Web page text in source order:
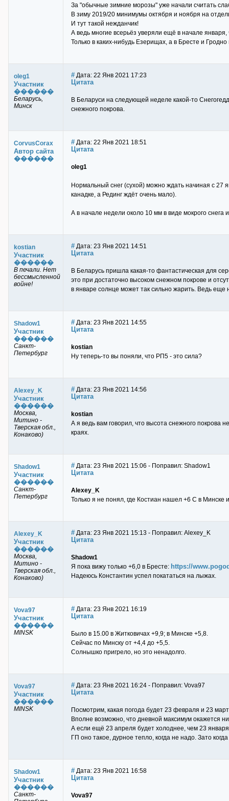
За "обычные зимние морозы" уже начали считать
В зиму 2019/20 минимумы октября и ноября на
И тут такой нежданчик!
А ведь многие всерьёз уверяли ещё в начале
Только в каких-нибудь Езерищах, а в Бресте и Гродно
oleg1
Участник
������
Беларусь,
Минск
# Дата: 22 Янв 2021 17:23
Цитата
В Беларуси на следующей неделе какой-то
снежного покрова.
CorvusCorax
Автор сайта
������
# Дата: 22 Янв 2021 18:51
Цитата
oleg1
Нормальный снег (сухой) можно ждать начиная с 27
канадке, а Рединг ждёт очень мало).
А в начале недели около 10 мм в виде мокрого снега
kostian
Участник
������
В печали. Нет
бессмысленной
войне!
# Дата: 23 Янв 2021 14:51
Цитата
В Беларусь пришла какая-то фантастическая для
это при достаточно высоком снежном покрове и
в январе солнце может так сильно жарить. Ведь еще
Shadow1
Участник
������
Санкт-
Петербург
# Дата: 23 Янв 2021 14:55
Цитата
kostian
Ну теперь-то вы поняли, что РП5 - это сила?
Alexey_K
Участник
������
Москва,
Митино -
Тверская обл.,
Конаково)
# Дата: 23 Янв 2021 14:56
Цитата
kostian
А я ведь вам говорил, что высота снежного покрова
краях.
Shadow1
Участник
������
Санкт-
Петербург
# Дата: 23 Янв 2021 15:06 - Поправил: Shadow1
Цитата
Alexey_K
Только я не понял, где Костиан нашел +6 С в
Alexey_K
Участник
������
Москва,
Митино -
Тверская обл.,
Конаково)
# Дата: 23 Янв 2021 15:13 - Поправил: Alexey_K
Цитата
Shadow1
Я пока вижу только +6,0 в Бресте: https://
Надеюсь Константин успел покататься на лыжах.
Vova97
Участник
������
MINSK
# Дата: 23 Янв 2021 16:19
Цитата
Было в 15.00 в Житковичах +9,9; в Минске +5,8.
Сейчас по Минску от +4,4 до +5,5.
Солнышко пригрело, но это ненадолго.
Vova97
Участник
������
MINSK
# Дата: 23 Янв 2021 16:24 - Поправил: Vova97
Цитата
Посмотрим, какая погода будет 23 февраля и 23
Вполне возможно, что дневной максимум окажется
А если ещё 23 апреля будет холоднее, чем 23
ГП оно такое, дурное тепло, когда не надо. Зато
Shadow1
Участник
������
Санкт-
# Дата: 23 Янв 2021 16:58
Цитата
Vova97